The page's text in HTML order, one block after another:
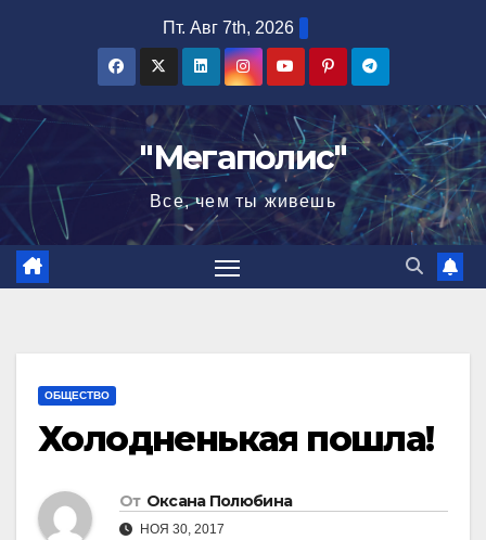
Пт. Авг 7th, 2026
"Мегаполис"
Все, чем ты живешь
ОБЩЕСТВО
Холодненькая пошла!
От Оксана Полюбина
НОЯ 30, 2017